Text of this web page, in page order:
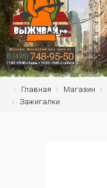
Главная Магазин
Зажигалки